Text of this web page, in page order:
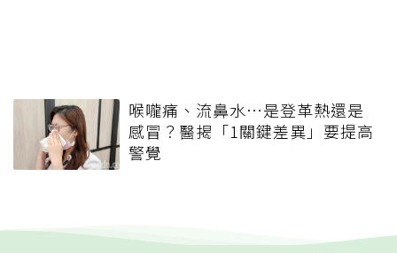
喉嚨痛、流鼻水⋯是登革熱還是
感冒？醫揭「1關鍵差異」要提高
警覺